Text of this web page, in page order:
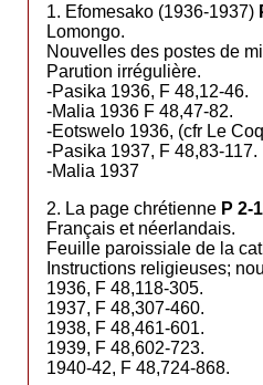
1. Efomesako (1936-1937)
Lomongo.
Nouvelles des postes de
Parution irrégulière.
-Pasika 1936, F 48,12-46.
-Malia 1936 F 48,47-82.
-Eotswelo 1936, (cfr Le
-Pasika 1937, F 48,83-117.
-Malia 1937
2. La page chrétienne P 2-
Français et néerlandais.
Feuille paroissiale de la
Instructions religieuses;
1936, F 48,118-305.
1937, F 48,307-460.
1938, F 48,461-601.
1939, F 48,602-723.
1940-42, F 48,724-868.